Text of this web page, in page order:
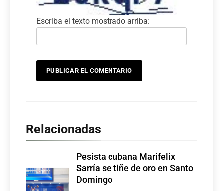
Escriba el texto mostrado arriba:
Relacionadas
Pesista cubana Marifelix
Sarría se tiñe de oro en Santo
Domingo